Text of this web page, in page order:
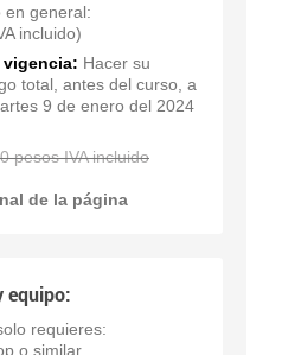
en general:
incluido)
Hacer su
total, antes del curso, a
9 de enero del 2024
pesos IVA incluido
de la página
equipo:
requieres:
o similar